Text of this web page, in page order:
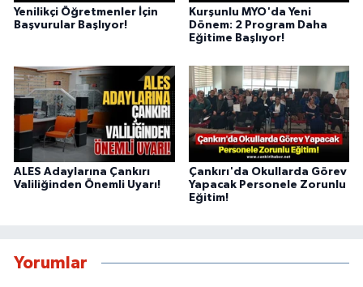
Yenilikçi Öğretmenler İçin
Başvurular Başlıyor!
Kurşunlu MYO'da Yeni
Dönem: 2 Program Daha
Eğitime Başlıyor!
ALES Adaylarına Çankırı
Valiliğinden Önemli Uyarı!
Çankırı'da Okullarda Görev
Yapacak Personele Zorunlu
Eğitim!
Yorumlar